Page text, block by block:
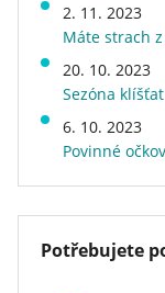
Délka a typ srsti
Hmotnost
2. 11. 2023
Máte strach
20. 10. 2023
Sezóna
6. 10. 2023
Povinné
Potřebujete